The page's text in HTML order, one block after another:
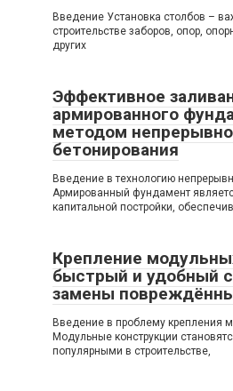
Введение Установка столбов –
строительстве заборов, опор,
других
Эффективное
армированного
методом
бетонирования
Введение в технологию
Армированный фундамент
капитальной постройки,
Крепление
быстрый и удобный
замены
Введение в проблему крепления
Модульные конструкции
популярными в строительстве,